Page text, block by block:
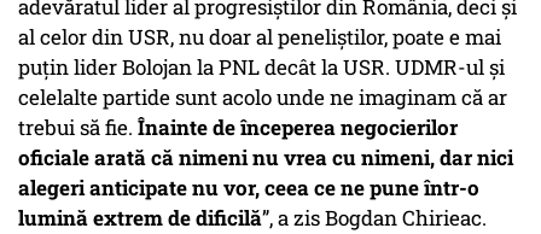
adevăratul lider al progresiștilor din România, deci și
al celor din USR, nu doar al peneliștilor, poate e mai
puțin lider Bolojan la PNL decât la USR. UDMR-ul și
celelalte partide sunt acolo unde ne imaginam că ar
trebui să fie. Înainte de începerea negocierilor
oficiale arată că nimeni nu vrea cu nimeni, dar nici
alegeri anticipate nu vor, ceea ce ne pune într-o
lumină extrem de dificilă”, a zis Bogdan Chirieac.